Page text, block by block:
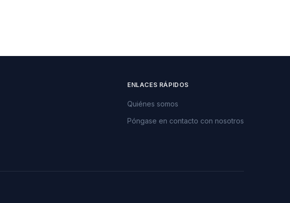
ENLACES RÁPIDOS
Quiénes somos
Póngase en contacto con nosotros